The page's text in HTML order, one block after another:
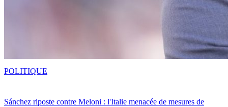
Sánchez riposte contre Meloni : l'Italie menacée de mesures de
POLITIQUE